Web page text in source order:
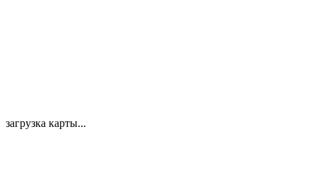
загрузка карты...